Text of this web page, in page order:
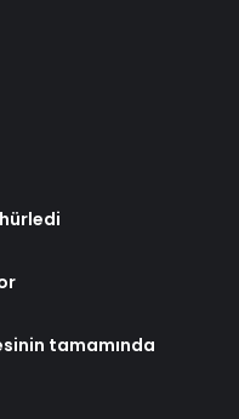
tamamında